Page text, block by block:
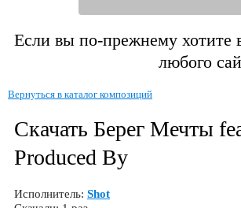
Если вы по-прежнему хотите
любого
Вернуться в каталог композиций
Скачать Берег Мечты
Produced By
Исполнитель: Shot